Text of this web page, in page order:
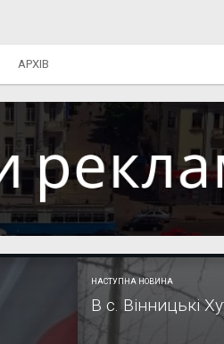
АРХІВ
НАСТУПНА НОВИНА
В с. Вінницькі